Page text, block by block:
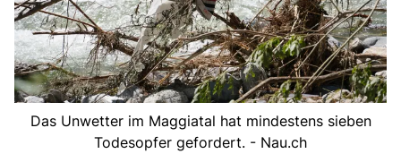
Das Unwetter im Maggiatal hat mindestens sieben
Todesopfer gefordert. - Nau.ch